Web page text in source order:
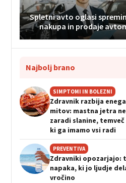
Spletni avto oglasi
nakupa in prodaje
Najbolj brano
SIMPTOMI IN BOLEZNI
Zdravnik razbija
mitov: mastna jetra
zaradi slanine,
ki ga imamo vsi radi
PREVENTIVA
Zdravniki opozarjajo:
napaka, ki jo ljudje
vročino